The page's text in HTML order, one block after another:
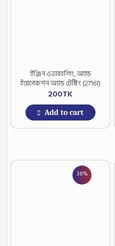
ইঞ্জিন ওভারহলিং, অ্যান্ড
ইন্সপেকশন অ্যান্ড টেস্টিং (27161)
200TK
Add to cart
36%